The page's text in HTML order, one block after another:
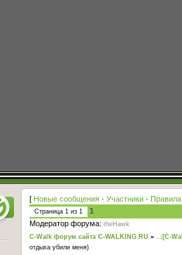
[ Новые сообщения · Участники ·
Страница 1 из 1
1
Модератор форума: theHawk
C-Walk форум сайта C-WALKING.RU » ..:[C-
отдыха убили меня)